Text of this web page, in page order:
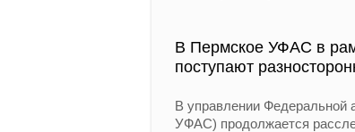
В Пермское УФАС в
поступают
В управлении Федеральной
УФАС) продолжается